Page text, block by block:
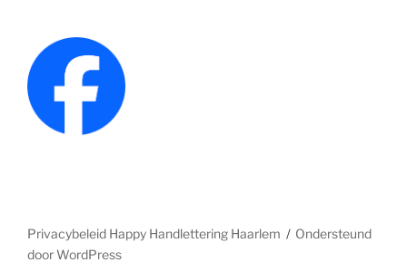
Privacybeleid Happy Handlettering Haarlem
Ondersteund
door WordPress